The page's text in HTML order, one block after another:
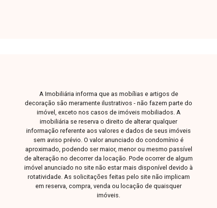
A Imobiliária informa que as mobílias e artigos de
decoração são meramente ilustrativos - não fazem parte do
imóvel, exceto nos casos de imóveis mobiliados. A
imobiliária se reserva o direito de alterar qualquer
informação referente aos valores e dados de seus imóveis
sem aviso prévio. O valor anunciado do condomínio é
aproximado, podendo ser maior, menor ou mesmo passível
de alteração no decorrer da locação. Pode ocorrer de algum
imóvel anunciado no site não estar mais disponível devido à
rotatividade. As solicitações feitas pelo site não implicam
em reserva, compra, venda ou locação de quaisquer
imóveis.